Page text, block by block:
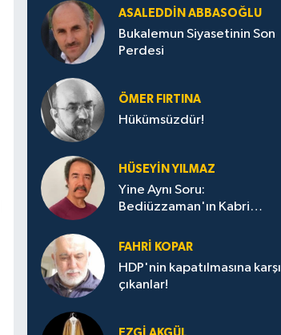
ASALEDDIN ABBASOĞLU
Bukalemun Siyasetinin Son
Perdesi
ÖMER FIRTINA
Hükümsüzdür!
HÜSEYIN YILMAZ
Yine Aynı Soru:
Bediüzzaman'ın Kabri
FAHRI KOPAR
HDP'nin kapatılmasına karşı
çıkanlar!